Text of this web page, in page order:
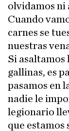
olvidamos ni
Cuando
carnes se
nuestras
Si asaltamos
gallinas, es
pasamos en
nadie le
legionario
que estamos